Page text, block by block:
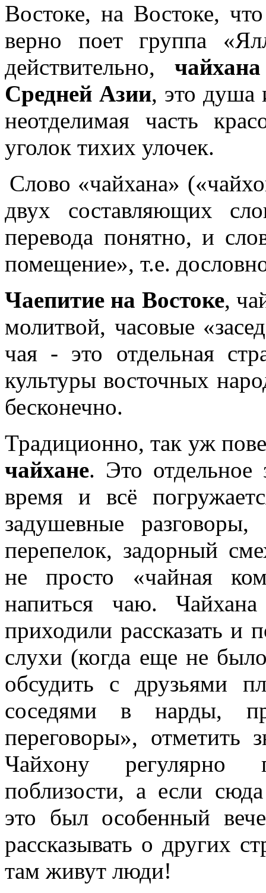
Востоке, на Востоке,
верно поет группа
действительно,чайхана
Средней Азии, это душа
неотделимая часть
уголок тихих улочек.
Слово «чайхана»
двух составляющих
перевода понятно, и
помещение», т.е.
Чаепитие на Востоке,
молитвой, часовые
чая - это отдельная
культуры восточных
бесконечно.
Традиционно, так уж
чайхане. Это отдельное
время и всё
задушевные
перепелок, задорный
не просто «чайная
напиться чаю.
приходили рассказать и
слухи (когда еще не
обсудить с друзьями
соседями в нарды,
переговоры», отметить
Чайхону
поблизости, а если
это был особенный
рассказывать о других
там живут люди!